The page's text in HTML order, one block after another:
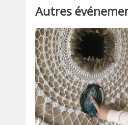
Autres